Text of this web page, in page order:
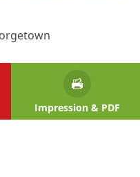
Impression & PDF